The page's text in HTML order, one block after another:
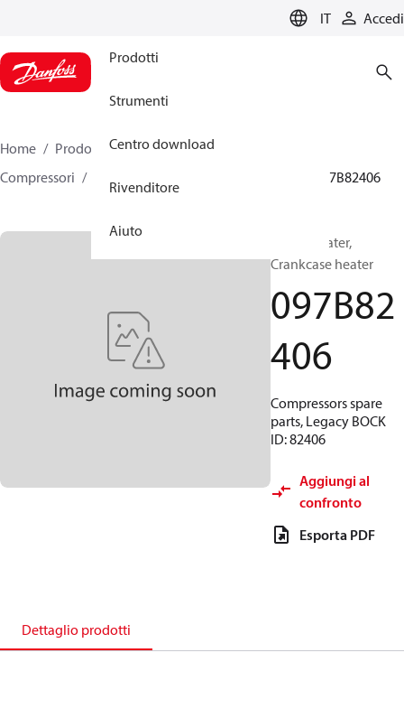
IT Accedi
Prodotti
Strumenti
Centro download
Rivenditore
Aiuto
Home Prodotti
Climate Solutions for heating
Compressori
097B82406
BOCK, Heater,
Crankcase heater
097B82
406
Compressors spare
parts, Legacy BOCK
ID: 82406
Aggiungi al
confronto
Esporta PDF
Dettaglio prodotti